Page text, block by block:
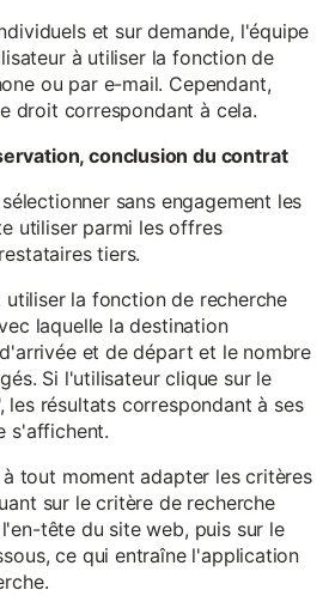
et sur demande, l'équipe
à utiliser la fonction de
ou par e-mail. Cependant,
droit correspondant à cela.
conclusion du contrat
sans engagement les
utiliser parmi les offres
tiers.
la fonction de recherche
laquelle la destination
et de départ et le nombre
Si l'utilisateur clique sur le
les résultats correspondant à ses
s'affichent.
tout moment adapter les critères
sur le critère de recherche
tête du site web, puis sur le
ce qui entraîne l'application